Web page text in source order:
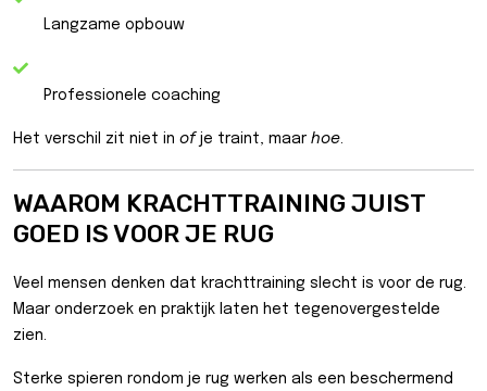
Langzame opbouw
Professionele coaching
Het verschil zit niet in of je traint, maar hoe.
WAAROM KRACHTTRAINING JUIST
GOED IS VOOR JE RUG
Veel mensen denken dat krachttraining slecht is voor de rug.
Maar onderzoek en praktijk laten het tegenovergestelde
zien.
Sterke spieren rondom je rug werken als een beschermend